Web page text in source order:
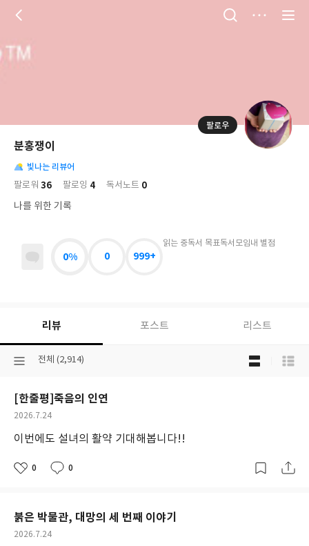
팔로우
분홍쟁이
님
의
사
락
빛나는 리뷰어
팔로워 36 팔로잉 4 독서노트 0
나를 위한 기록
읽는 중독서 목표
0%
독서모임
0
내 별점
999+
리뷰 포스트 리스트
선
분
류
전체 (2,914)
[한줄평]죽음의 인연
작
일
2026.7.24
이번에도 설녀의 활약 기대해봅니다!!
좋
0
댓
0
작
붉은 박물관, 대망의 세 번째 이야기
작
2026.7.24